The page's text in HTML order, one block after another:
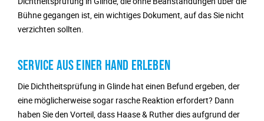
Bühne gegangen ist, ein wichtiges Dokument, auf das Sie nicht
verzichten sollten.
SERVICE AUS EINER HAND ERLEBEN
Die Dichtheitsprüfung in Glinde hat einen Befund ergeben, der
eine möglicherweise sogar rasche Reaktion erfordert? Dann
haben Sie den Vorteil, dass Haase & Ruther dies aufgrund der